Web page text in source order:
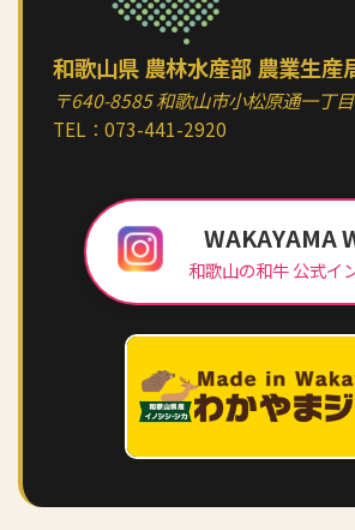
和歌山県 農林水産部 農業生産
〒640-8585 和歌山市小松原通一丁
TEL：073-441-2920
WAKAYAMA
和歌山の和牛 公式イ